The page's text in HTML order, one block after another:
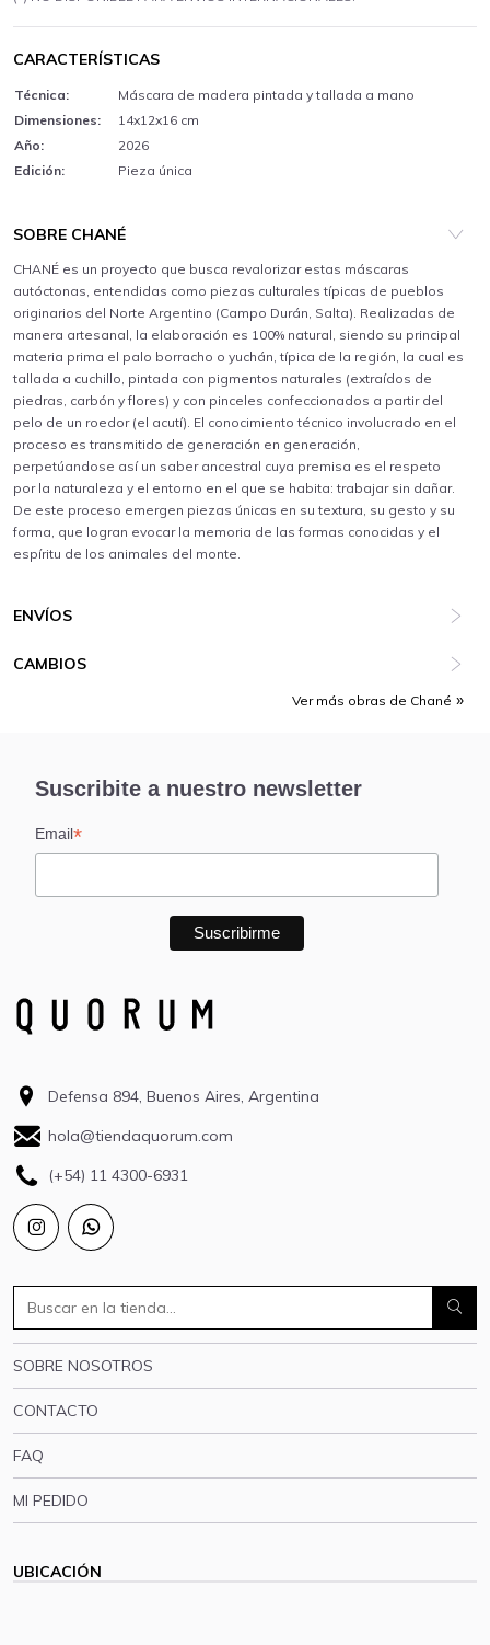
CARACTERÍSTICAS
Técnica:
Máscara de madera pintada y tallada a mano
Dimensiones:
14x12x16 cm
Año:
2026
Edición:
Pieza única
SOBRE CHANÉ
CHANÉ es un proyecto que busca revalorizar estas máscaras
autóctonas, entendidas como piezas culturales típicas de pueblos
originarios del Norte Argentino (Campo Durán, Salta). Realizadas de
manera artesanal, la elaboración es 100% natural, siendo su principal
materia prima el palo borracho o yuchán, típica de la región, la cual es
tallada a cuchillo, pintada con pigmentos naturales (extraídos de
piedras, carbón y flores) y con pinceles confeccionados a partir del
pelo de un roedor (el acutí). El conocimiento técnico involucrado en el
proceso es transmitido de generación en generación,
perpetúandose así un saber ancestral cuya premisa es el respeto
por la naturaleza y el entorno en el que se habita: trabajar sin dañar.
De este proceso emergen piezas únicas en su textura, su gesto y su
forma, que logran evocar la memoria de las formas conocidas y el
espíritu de los animales del monte.
ENVÍOS
CAMBIOS
Ver más obras de Chané
Suscribite a nuestro newsletter
Email*
Defensa 894, Buenos Aires, Argentina
hola@tiendaquorum.com
(+54) 11 4300-6931
SOBRE NOSOTROS
CONTACTO
FAQ
MI PEDIDO
UBICACIÓN